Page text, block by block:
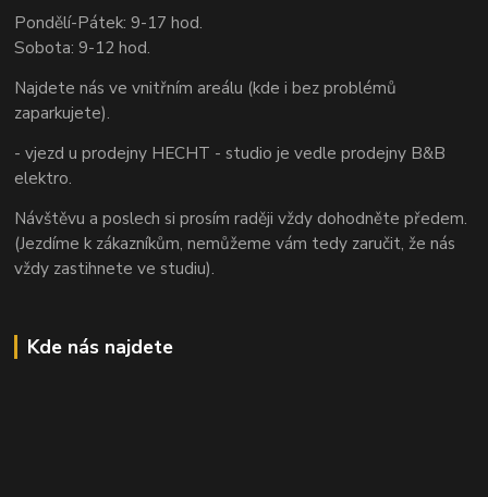
Pondělí-Pátek: 9-17 hod.
Sobota: 9-12 hod.
Najdete nás ve vnitřním areálu (kde i bez problémů
zaparkujete).
- vjezd u prodejny HECHT - studio je vedle prodejny B&B
elektro.
Návštěvu a poslech si prosím raději vždy dohodněte předem.
(Jezdíme k zákazníkům, nemůžeme vám tedy zaručit, že nás
vždy zastihnete ve studiu).
Kde nás najdete